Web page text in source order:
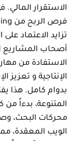
المالي. في
الاعتماد على
المشاريع
من مهارات
و تعزيز
كامل. هذا يفتح
بدءاً من
البحث،
المعقدة، مما